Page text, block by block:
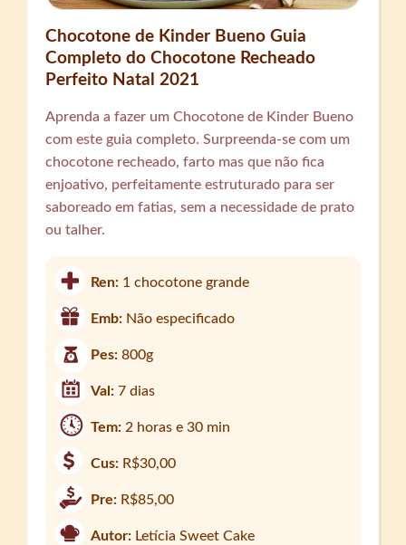
Chocotone de Kinder Bueno Guia
Completo do Chocotone Recheado
Perfeito Natal 2021
Aprenda a fazer um Chocotone de Kinder Bueno
com este guia completo. Surpreenda-se com um
chocotone recheado, farto mas que não fica
enjoativo, perfeitamente estruturado para ser
saboreado em fatias, sem a necessidade de prato
ou talher.
Ren: 1 chocotone grande
Emb: Não especificado
Pes:800g
Val:7 dias
Tem:2 horas e 30 min
Cus: R$30,00
Pre: R$85,00
Autor: Letícia Sweet Cake